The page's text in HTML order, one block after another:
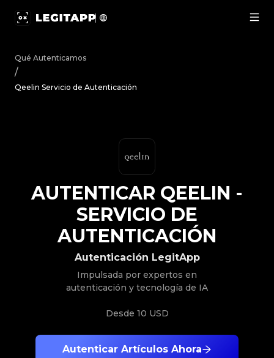
Qué Autenticamos
/
Qeelin Servicio de Autenticación
Autenticar Artículos Ahora
Autenticación LegitApp
Impulsada por expertos en
autenticación y tecnología de IA
Desde 10 USD
AUTENTICAR QEELIN -
SERVICIO DE
AUTENTICACIÓN